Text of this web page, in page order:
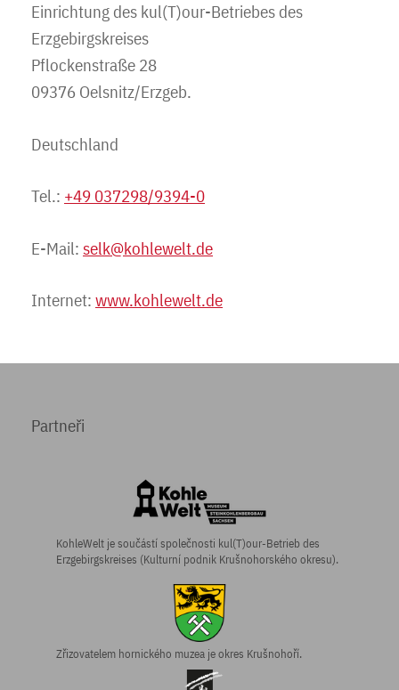
Einrichtung des kul(T)our-Betriebes des
Erzgebirgskreises
Pflockenstraße 28
09376 Oelsnitz/Erzgeb.
Deutschland
Tel.: +49 037298/9394-0
E-Mail: selk@kohlewelt.de
Internet: www.kohlewelt.de
Partneři
KohleWelt je součástí společnosti kul(T)our-Betrieb des
Erzgebirgskreises (Kulturní podnik Krušnohorského okresu).
Zřizovatelem hornického muzea je okres Krušnohoří.